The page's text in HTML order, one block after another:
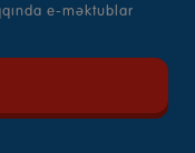
e-məktublar